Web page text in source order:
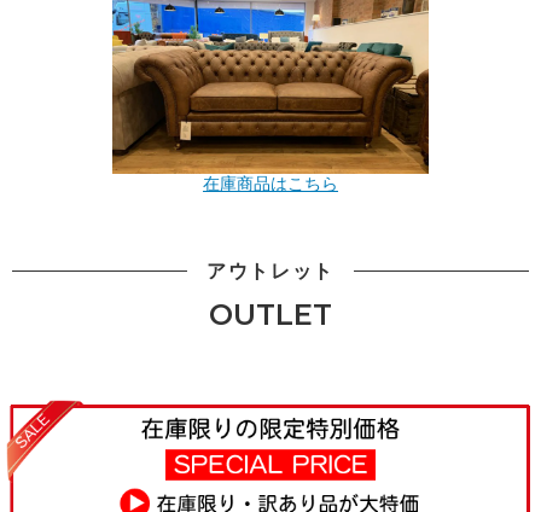
在庫商品はこちら
アウトレット
OUTLET